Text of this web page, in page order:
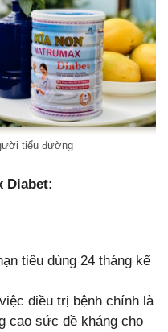
tiểu đường
Diabet:
tiêu dùng 24 tháng kể
điều trị bệnh chính là
cao sức đề kháng cho